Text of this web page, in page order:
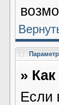
»
Если